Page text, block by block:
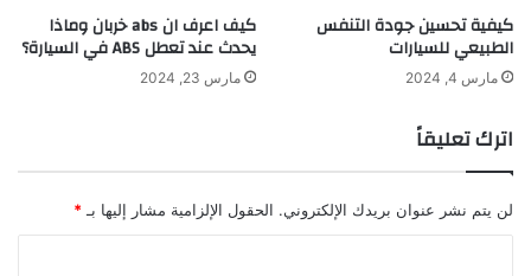
كيفية تحسين جودة التنفس
الطبيعي للسيارات
مارس 4, 2024
كيف اعرف ان abs خربان وماذا
يحدث عند تعطل ABS في السيارة؟
مارس 23, 2024
اترك تعليقاً
لن يتم نشر عنوان بريدك الإلكتروني. الحقول الإلزامية مشار إليها بـ *